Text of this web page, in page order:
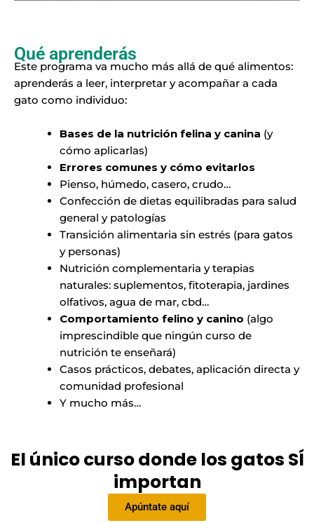
Qué aprenderás
Este programa va mucho más allá de qué alimentos:
aprenderás a leer, interpretar y acompañar a cada
gato como individuo:
Bases de la nutrición felina y canina (y
cómo aplicarlas)
Errores comunes y cómo evitarlos
Pienso, húmedo, casero, crudo…
Confección de dietas equilibradas para salud
general y patologías
Transición alimentaria sin estrés (para gatos
y personas)
Nutrición complementaria y terapias
naturales: suplementos, fitoterapia, jardines
olfativos, agua de mar, cbd…
Comportamiento felino y canino (algo
imprescindible que ningún curso de
nutrición te enseñará)
Casos prácticos, debates, aplicación directa y
comunidad profesional
Y mucho más…
El único curso donde los gatos SÍ
importan
Apúntate aquí